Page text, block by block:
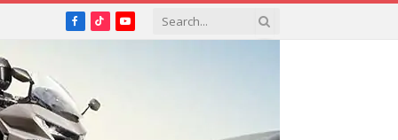
Facebook
TikTokYouTube